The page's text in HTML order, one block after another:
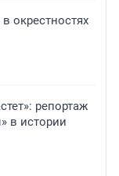
окрестностях
репортаж
в истории